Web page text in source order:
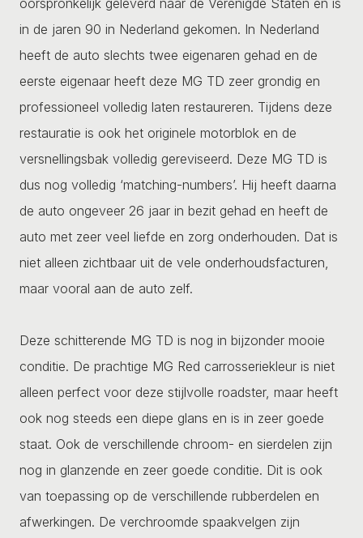
in de jaren 90 in Nederland gekomen. In Nederland
heeft de auto slechts twee eigenaren gehad en de
eerste eigenaar heeft deze MG TD zeer grondig en
professioneel volledig laten restaureren. Tijdens deze
restauratie is ook het originele motorblok en de
versnellingsbak volledig gereviseerd. Deze MG TD is
dus nog volledig ‘matching-numbers’. Hij heeft daarna
de auto ongeveer 26 jaar in bezit gehad en heeft de
auto met zeer veel liefde en zorg onderhouden. Dat is
niet alleen zichtbaar uit de vele onderhoudsfacturen,
maar vooral aan de auto zelf.
Deze schitterende MG TD is nog in bijzonder mooie
conditie. De prachtige MG Red carrosseriekleur is niet
alleen perfect voor deze stijlvolle roadster, maar heeft
ook nog steeds een diepe glans en is in zeer goede
staat. Ook de verschillende chroom- en sierdelen zijn
nog in glanzende en zeer goede conditie. Dit is ook
van toepassing op de verschillende rubberdelen en
afwerkingen. De verchroomde spaakvelgen zijn